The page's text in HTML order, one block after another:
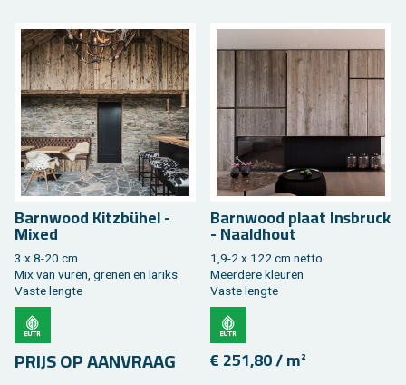
Barn­wood Kitzbühel -
Mixed
3 x 8-20 cm
Mix van vuren, gre­nen en la­riks
Vaste leng­te
PRIJS OP AAN­VRAAG
Barn­wood plaat Insbruck
- Naald­hout
1,9-2 x 122 cm netto
Meer­de­re kleu­ren
Vaste leng­te
€ 251,80 / m²